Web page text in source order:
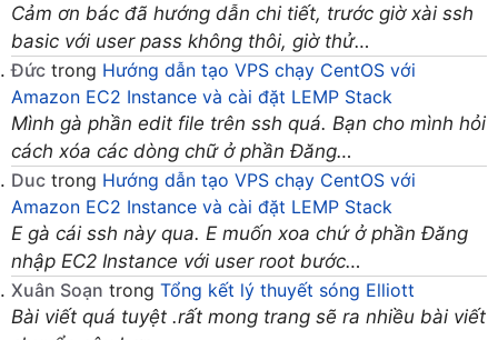
Cảm ơn bác đã hướng dẫn chi tiết, trước giờ xài ssh
basic với user pass không thôi, giờ thử…
Đức trong Hướng dẫn tạo VPS chạy CentOS với
Amazon EC2 Instance và cài đặt LEMP Stack
Mình gà phần edit file trên ssh quá. Bạn cho mình hỏi
cách xóa các dòng chữ ở phần Đăng…
Duc trong Hướng dẫn tạo VPS chạy CentOS với
Amazon EC2 Instance và cài đặt LEMP Stack
E gà cái ssh này qua. E muốn xoa chứ ở phần Đăng
nhập EC2 Instance với user root bước…
Xuân Soạn trong Tổng kết lý thuyết sóng Elliott
Bài viết quá tuyệt .rất mong trang sẽ ra nhiều bài viết